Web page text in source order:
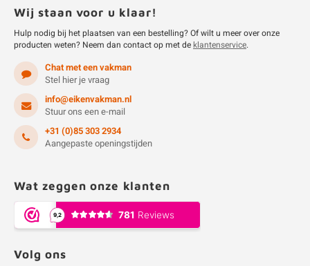
Wij staan voor u klaar!
Hulp nodig bij het plaatsen van een bestelling? Of wilt u meer over onze
producten weten? Neem dan contact op met deklantenservice.
Chat met een vakman
Stel hier je vraag
info@eikenvakman.nl
Stuur ons een e-mail
+31 (0)85 303 2934
Aangepaste openingstijden
Wat zeggen onze klanten
Volg ons